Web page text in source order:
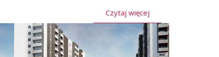
Czytaj więcej